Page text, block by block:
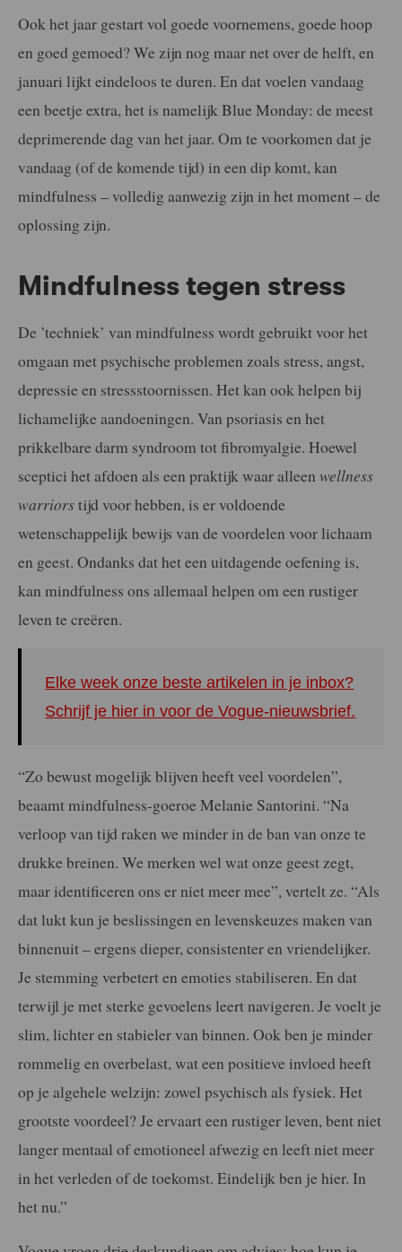
Ook het jaar gestart vol goede voornemens, goede hoop
en goed gemoed? We zijn nog maar net over de helft, en
januari lijkt eindeloos te duren. En dat voelen vandaag
een beetje extra, het is namelijk Blue Monday: de meest
deprimerende dag van het jaar. Om te voorkomen dat je
vandaag (of de komende tijd) in een dip komt, kan
mindfulness – volledig aanwezig zijn in het moment – de
oplossing zijn.
Mindfulness tegen stress
De ’techniek’ van mindfulness wordt gebruikt voor het
omgaan met psychische problemen zoals stress, angst,
depressie en stressstoornissen. Het kan ook helpen bij
lichamelijke aandoeningen. Van psoriasis en het
prikkelbare darm syndroom tot fibromyalgie. Hoewel
sceptici het afdoen als een praktijk waar alleen wellness
warriorstijd voor hebben, is er voldoende
wetenschappelijk bewijs van de voordelen voor lichaam
en geest. Ondanks dat het een uitdagende oefening is,
kan mindfulness ons allemaal helpen om een rustiger
leven te creëren.
Elke week onze beste artikelen in je inbox?
Schrijf je hier in voor de Vogue-nieuwsbrief.
“Zo bewust mogelijk blijven heeft veel voordelen”,
beaamt mindfulness-goeroe Melanie Santorini. “Na
verloop van tijd raken we minder in de ban van onze te
drukke breinen. We merken wel wat onze geest zegt,
maar identificeren ons er niet meer mee”, vertelt ze. “Als
dat lukt kun je beslissingen en levenskeuzes maken van
binnenuit – ergens dieper, consistenter en vriendelijker.
Je stemming verbetert en emoties stabiliseren. En dat
terwijl je met sterke gevoelens leert navigeren. Je voelt je
slim, lichter en stabieler van binnen. Ook ben je minder
rommelig en overbelast, wat een positieve invloed heeft
op je algehele welzijn: zowel psychisch als fysiek. Het
grootste voordeel? Je ervaart een rustiger leven, bent niet
langer mentaal of emotioneel afwezig en leeft niet meer
in het verleden of de toekomst. Eindelijk ben je hier. In
het nu.”